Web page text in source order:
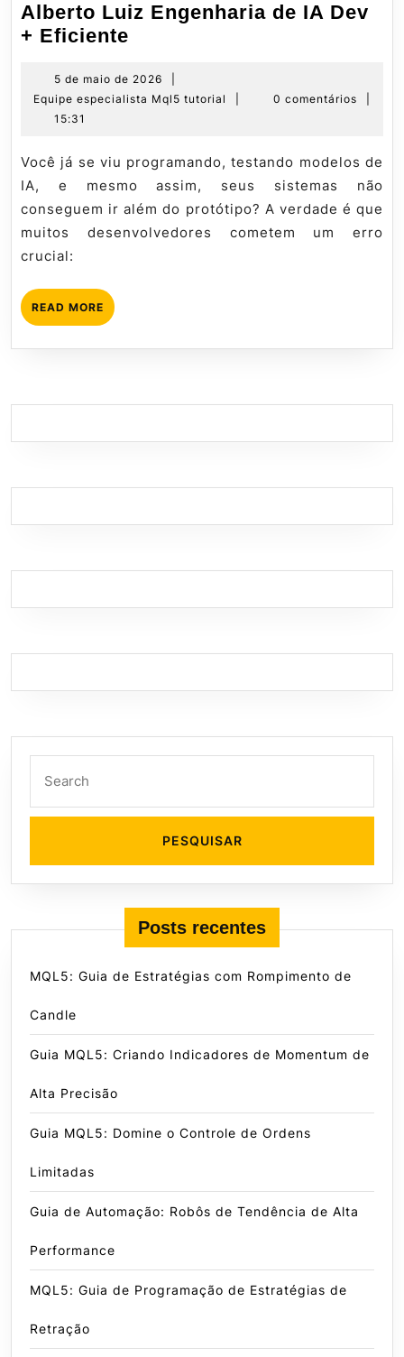
Alberto Luiz Engenharia de IA Dev
+ Eficiente
Engenharia
de
+
Eficiente
5 de maio de 2026
de
2026
Equipe especialista Mql5 tutorial
tutorial
0 comentários
15:31
Você já se viu programando, testando modelos de
IA, e mesmo assim, seus sistemas não
conseguem ir além do protótipo? A verdade é que
muitos desenvolvedores cometem um erro
crucial:
READ MORE READ
MORE
Posts recentes
MQL5: Guia de Estratégias com Rompimento de
Candle
Guia MQL5: Criando Indicadores de Momentum de
Alta Precisão
Guia MQL5: Domine o Controle de Ordens
Limitadas
Guia de Automação: Robôs de Tendência de Alta
Performance
MQL5: Guia de Programação de Estratégias de
Retração